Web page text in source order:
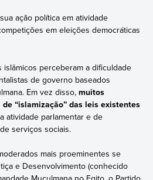
ação política em atividade
em eleições democráticas
islâmicos perceberam a dificuldade
de governo baseados
Em vez disso, muitos
“islamização” das leis existentes
atividade parlamentar e de
serviços sociais.
mais proeminentes se
e Desenvolvimento (conhecido